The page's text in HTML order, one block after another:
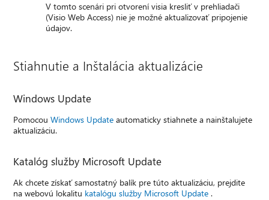
V tomto scenári pri otvorení visia kresliť v prehliadači
(Visio Web Access) nie je možné aktualizovať pripojenie
údajov.
Stiahnutie a Inštalácia aktualizácie
Windows Update
PomocouWindows Update automaticky stiahnete a nainštalujete
aktualizáciu.
Katalóg služby Microsoft Update
Ak chcete získať samostatný balík pre túto aktualizáciu, prejdite
na webovú lokalitu katalógu služby Microsoft Update .